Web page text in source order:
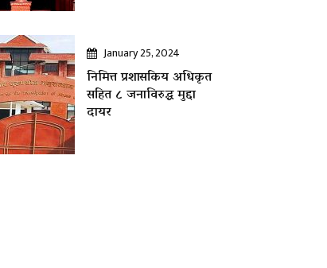
January 25, 2024
निमित्त प्रशासकिय अधिकृत
सहित ८ जनाविरुद्ध मुद्दा
दायर